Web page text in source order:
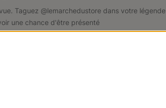
Taguez @lemarchedustore dans votre légende
une chance d'être présenté